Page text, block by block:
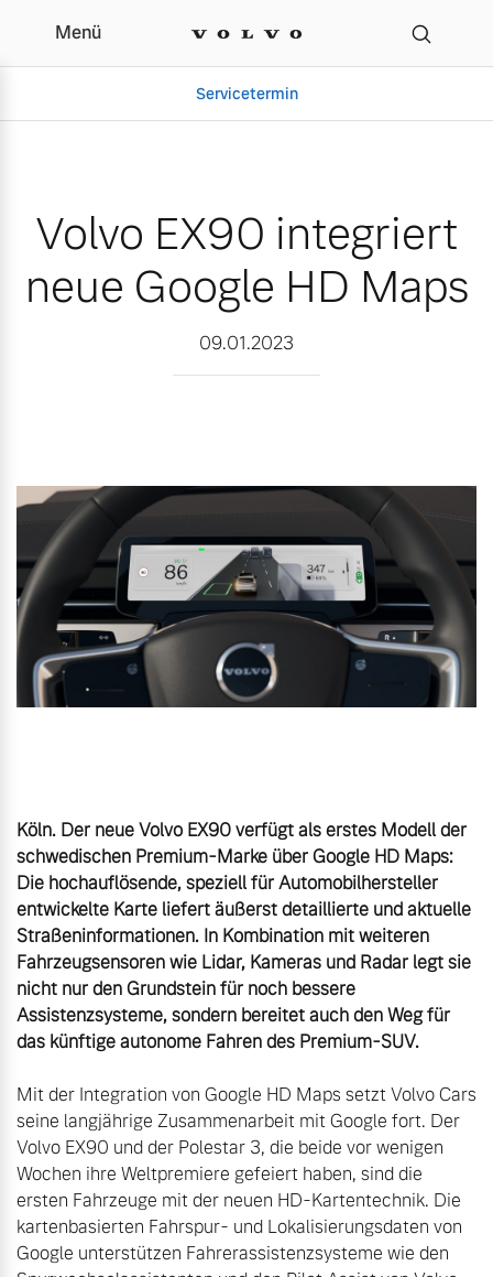
Volvo EX90 integriert
Menü
Servicetermin
Aktuelle Zubehörangebote
Volvo Gebrauchtwagenbörse
Gebrauchtwagen
Aktuelle Zubehörangebote
Zubehörkatalog
Unser Team
Unsere News & Events
Volvo EX90 integriert
neue Google HD Maps
09.01.2023
Köln. Der neue Volvo EX90 verfügt als erstes Modell der
schwedischen Premium-Marke über Google HD Maps:
Die hochauflösende, speziell für Automobilhersteller
entwickelte Karte liefert äußerst detaillierte und aktuelle
Straßeninformationen. In Kombination mit weiteren
Fahrzeugsensoren wie Lidar, Kameras und Radar legt sie
nicht nur den Grundstein für noch bessere
Assistenzsysteme, sondern bereitet auch den Weg für
das künftige autonome Fahren des Premium-SUV.
Mit der Integration von Google HD Maps setzt Volvo Cars
seine langjährige Zusammenarbeit mit Google fort. Der
Volvo EX90 und der Polestar 3, die beide vor wenigen
Wochen ihre Weltpremiere gefeiert haben, sind die
ersten Fahrzeuge mit der neuen HD-Kartentechnik. Die
kartenbasierten Fahrspur- und Lokalisierungsdaten von
Google unterstützen Fahrerassistenzsysteme wie den